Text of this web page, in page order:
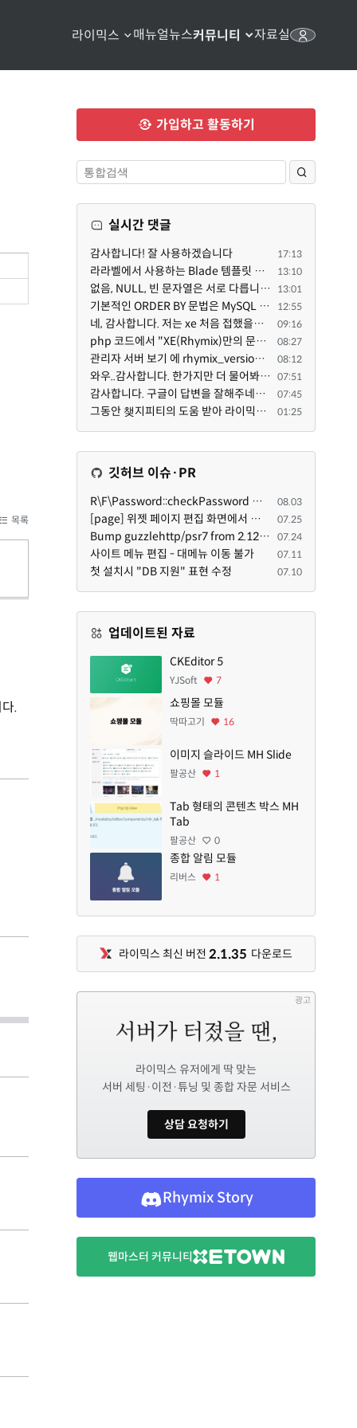
라이믹스 매뉴얼뉴스커뮤니티 자료실
목록
.
가입하고 활동하기
실시간 댓글
감사합니다! 잘 사용하겠습니다 17:13
라라벨에서 사용하는 Blade 템플릿 문법을 라이믹스에서도 일부분 도입하였는데, 양쪽의 템플릿 매뉴얼 분량... 13:10
없음, NULL, 빈 문자열은 서로 다릅니다. 예전에는 대충 써도 서로 통용되었지만, 그것 때문에 버그나 보안... 13:01
기본적인 ORDER BY 문법은 MySQL 초기 버전이든 MariaDB 최신 버전이든 차이가 없습니다. 라이믹스 게시판에... 12:55
네, 감사합니다. 저는 xe 처음 접했을때 XE 문법으로 만들었다고 해서 xe코드들이 php와 전혀 다른것 같이 ... 09:16
php 코드에서 "XE(Rhymix)만의 문법"이라는건 존재하지도 않고 별도의 인터프리터를 만들지 않는한 쓸 수도 ... 08:27
관리자 서버 보기 에 rhymix_version : 2.1.35 php : 7.4.3 (64-bit) db.type : mysql (innodb, utf8mb4) db... 08:12
와우..감사합니다. 한가지만 더 물어봐도 되겠는지요. Password.php 파일안에 클래스와 함수들은 순수 php ... 07:51
감사합니다. 구글이 답변을 잘해주네요. 저는 지금까지 md5 에 머물러 있었네요. md5는 구석기 알고리즘이 ... 07:45
그동안 챚지피티의 도움 받아 라이믹스 2.1.35 로 업그레이드 잘 한 것은 부인할 수 없는 사실입니다. 그런... 01:25
깃허브 이슈·PR
R\F\Password::checkPassword 함수 해시 알고리즘을 암시적으로 호출하는 경우 Argon2id 해시 비교 실패 08.03
[page] 위젯 페이지 편집 화면에서 위젯이 Context의 module_info를 덮어쓰면 저장이 ERR_ACT_IS_NOT_STANDALONE으로 실패 07.25
Bump guzzlehttp/psr7 from 2.12.1 to 2.12.3 in /common 07.24
사이트 메뉴 편집 - 대메뉴 이동 불가 07.11
첫 설치시 "DB 지원" 표현 수정 07.10
업데이트된 자료
CKEditor 5
YJSoft 7
쇼핑몰 모듈
딱따고기 16
이미지 슬라이드 MH Slide
팔공산 1
Tab 형태의 콘텐츠 박스 MH
Tab
팔공산 0
종합 알림 모듈
리버스 1
라이믹스 최신 버전 2.1.35 다운로드
광고
라이믹스 유저에게 딱 맞는
서버 세팅·이전·튜닝 및 종합 자문 서비스
상담 요청하기
Rhymix Story
웹마스터 커뮤니티